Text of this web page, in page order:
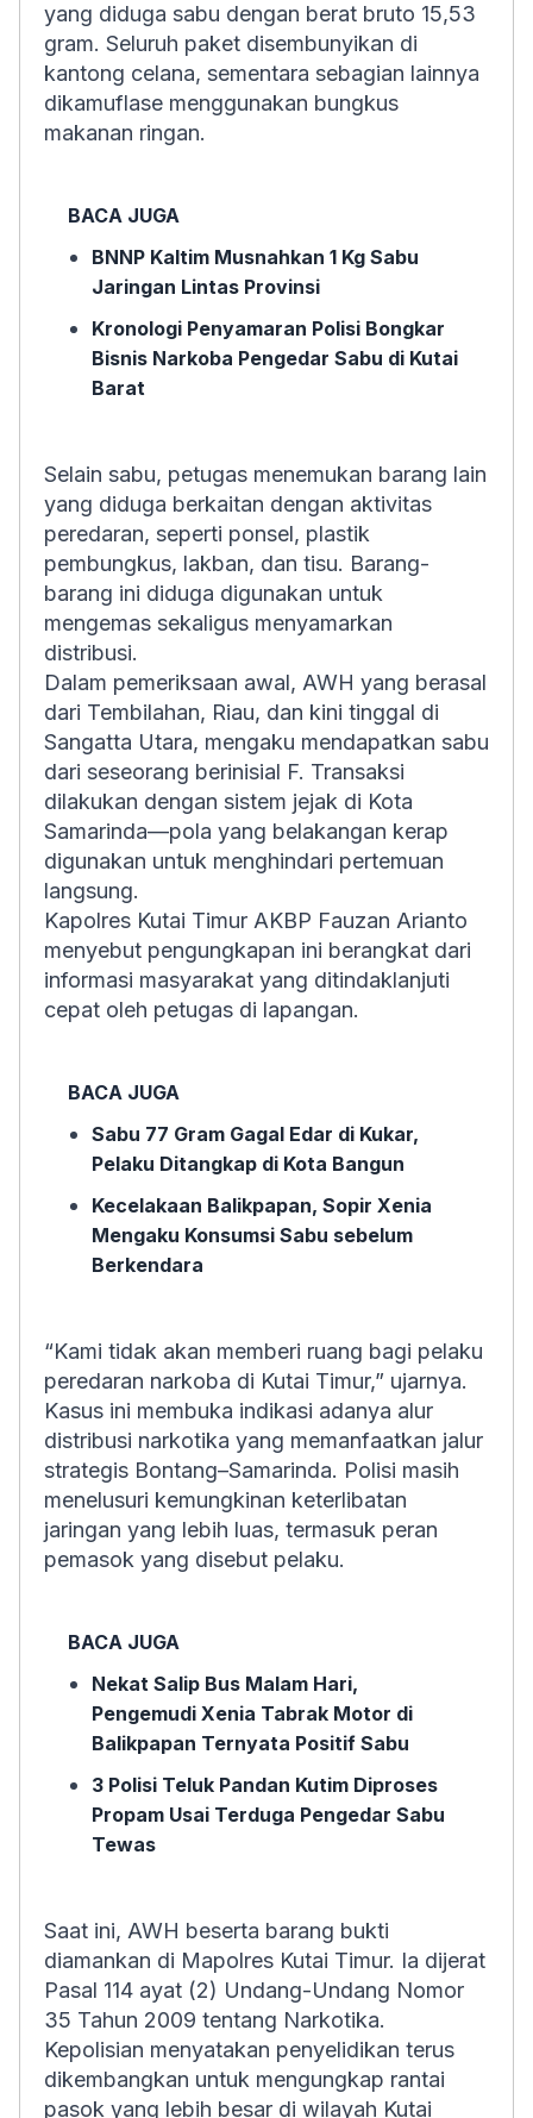
yang diduga sabu dengan berat bruto 15,53
gram. Seluruh paket disembunyikan di
kantong celana, sementara sebagian lainnya
dikamuflase menggunakan bungkus
makanan ringan.
BACA JUGA
BNNP Kaltim Musnahkan 1 Kg Sabu
Jaringan Lintas Provinsi
Kronologi Penyamaran Polisi Bongkar
Bisnis Narkoba Pengedar Sabu di Kutai
Barat
Selain sabu, petugas menemukan barang lain
yang diduga berkaitan dengan aktivitas
peredaran, seperti ponsel, plastik
pembungkus, lakban, dan tisu. Barang-
barang ini diduga digunakan untuk
mengemas sekaligus menyamarkan
distribusi.
Dalam pemeriksaan awal, AWH yang berasal
dari Tembilahan, Riau, dan kini tinggal di
Sangatta Utara, mengaku mendapatkan sabu
dari seseorang berinisial F. Transaksi
dilakukan dengan sistem jejak di Kota
Samarinda—pola yang belakangan kerap
digunakan untuk menghindari pertemuan
langsung.
Kapolres Kutai Timur AKBP Fauzan Arianto
menyebut pengungkapan ini berangkat dari
informasi masyarakat yang ditindaklanjuti
cepat oleh petugas di lapangan.
BACA JUGA
Sabu 77 Gram Gagal Edar di Kukar,
Pelaku Ditangkap di Kota Bangun
Kecelakaan Balikpapan, Sopir Xenia
Mengaku Konsumsi Sabu sebelum
Berkendara
“Kami tidak akan memberi ruang bagi pelaku
peredaran narkoba di Kutai Timur,” ujarnya.
Kasus ini membuka indikasi adanya alur
distribusi narkotika yang memanfaatkan jalur
strategis Bontang–Samarinda. Polisi masih
menelusuri kemungkinan keterlibatan
jaringan yang lebih luas, termasuk peran
pemasok yang disebut pelaku.
BACA JUGA
Nekat Salip Bus Malam Hari,
Pengemudi Xenia Tabrak Motor di
Balikpapan Ternyata Positif Sabu
3 Polisi Teluk Pandan Kutim Diproses
Propam Usai Terduga Pengedar Sabu
Tewas
Saat ini, AWH beserta barang bukti
diamankan di Mapolres Kutai Timur. Ia dijerat
Pasal 114 ayat (2) Undang-Undang Nomor
35 Tahun 2009 tentang Narkotika.
Kepolisian menyatakan penyelidikan terus
dikembangkan untuk mengungkap rantai
pasok yang lebih besar di wilayah Kutai